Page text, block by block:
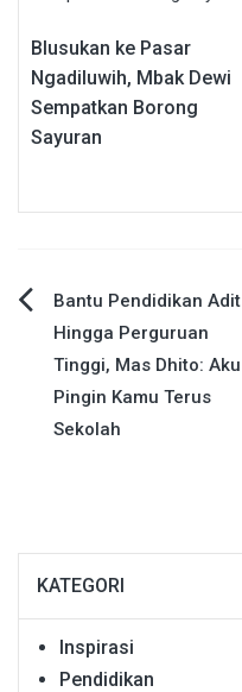
Blusukan ke Pasar
Ngadiluwih, Mbak Dewi
Sempatkan Borong
Sayuran
Navigasi
pos
Bantu Pendidikan Adit
Hingga Perguruan
Tinggi, Mas Dhito: Aku
Pingin Kamu Terus
Sekolah
KATEGORI
Inspirasi
Pendidikan